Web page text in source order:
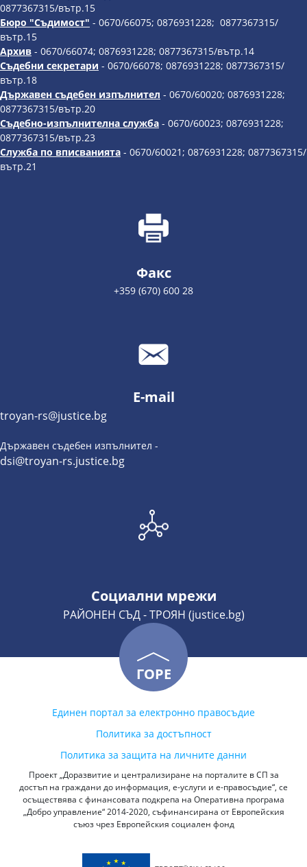
0877367315/вътр.15
Бюро "Съдимост" - 0670/66075; 0876931228; 0877367315/
вътр.15
Архив - 0670/66074; 0876931228; 0877367315/вътр.14
Съдебни секретари - 0670/66078; 0876931228; 0877367315/
вътр.18
Държавен съдебен изпълнител - 0670/60020; 0876931228;
0877367315/вътр.20
Съдебно-изпълнителна служба - 0670/60023; 0876931228;
0877367315/вътр.23
Служба по вписванията - 0670/60021; 0876931228; 0877367315/
вътр.21
Факс
+359 (670) 600 28
E-mail
troyan-rs@justice.bg
Държавен съдебен изпълнител -
dsi@troyan-rs.justice.bg
Социални мрежи
РАЙОНЕН СЪД - ТРОЯН (justice.bg)
ГОРЕ
Единен портал за електронно правосъдие
Политика за достъпност
Политика за защита на личните данни
Проект „Доразвитие и централизиране на порталите в СП за
достъп на граждани до информация, е-услуги и е-правосъдие“, се
осъществява с финансовата подкрепа на Оперативна програма
„Добро управление“ 2014-2020, съфинансирана от Европейския
съюз чрез Европейския социален фонд